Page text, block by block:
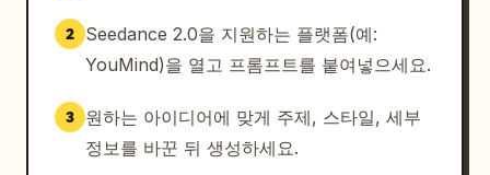
2
Seedance 2.0을 지원하는 플랫폼(예:
YouMind)을 열고 프롬프트를 붙여넣으세요.
3
원하는 아이디어에 맞게 주제, 스타일, 세부
정보를 바꾼 뒤 생성하세요.